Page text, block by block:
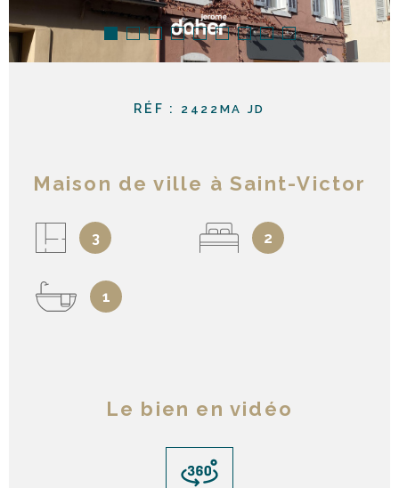
RÉF : 2422MA JD
Maison de ville à Saint-Victor
3 2
1
Le bien en vidéo